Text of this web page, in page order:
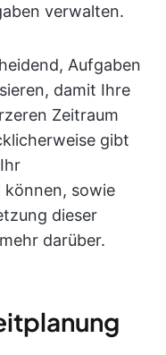
verwalten.
Aufgaben
damit Ihre
Zeitraum
gibt
können, sowie
dieser
darüber.